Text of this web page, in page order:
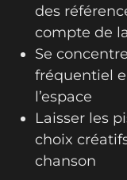
des
compte de
Se
fréquentiel
l’espace
Laisser les
choix
chanson